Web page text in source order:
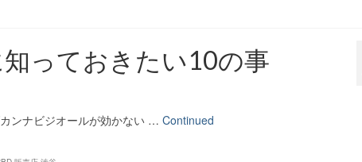
っておきたい10の事
ンナビジオールが効かない … Continued